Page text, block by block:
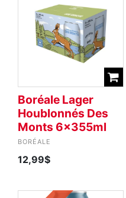
Boréale Lager
Houblonnés Des
Monts 6x355ml
BORÉALE
12,99$